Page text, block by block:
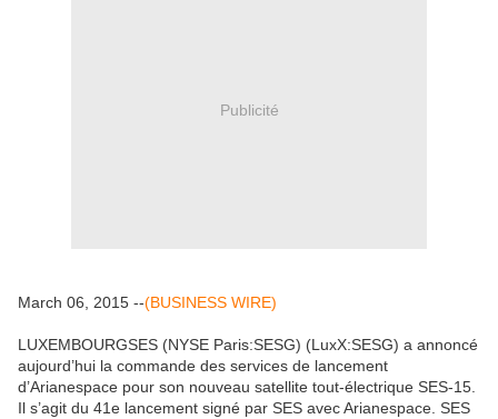
Publicité
March 06, 2015 --(BUSINESS WIRE)
LUXEMBOURGSES (NYSE Paris:SESG) (LuxX:SESG) a annoncé
aujourd’hui la commande des services de lancement
d’Arianespace pour son nouveau satellite tout-électrique SES-15.
Il s’agit du 41e lancement signé par SES avec Arianespace. SES